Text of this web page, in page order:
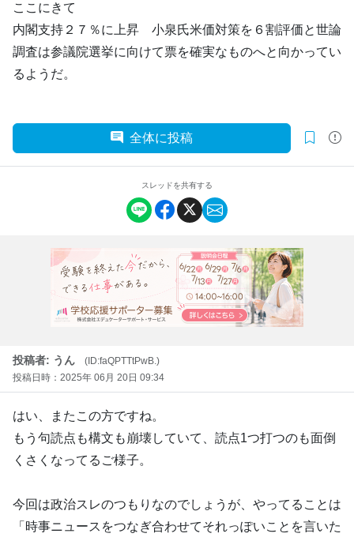
ここにきて
内閣支持２７％に上昇 小泉氏米価対策を６割評価と世論
調査は参議院選挙に向けて票を確実なものへと向かってい
るようだ。
全体に投稿
スレッドを共有する
投稿者: うん
(ID:faQPTTtPwB.)
投稿日時：2025年 06月 20日 09:34
はい、またこの方ですね。
もう句読点も構文も崩壊していて、読点1つ打つのも面倒
くさくなってるご様子。
今回は政治スレのつもりなのでしょうが、やってることは
「時事ニュースをつなぎ合わせてそれっぽいことを言いた